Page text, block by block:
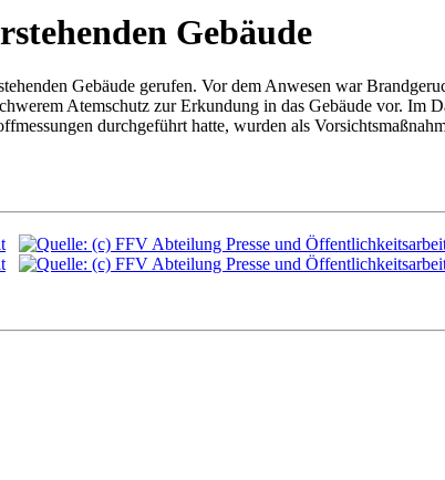
Gebäude
Gebäude gerufen. Vor dem Anwesen war
Atemschutz zur Erkundung in das Gebäude vor. Im
durchgeführt hatte, wurden als